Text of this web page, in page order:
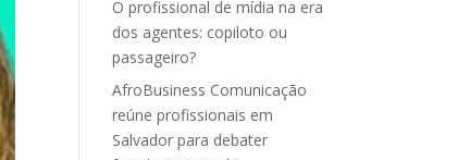
O profissional de mídia na era
dos agentes: copiloto ou
passageiro?
AfroBusiness Comunicação
reúne profissionais em
Salvador para debater